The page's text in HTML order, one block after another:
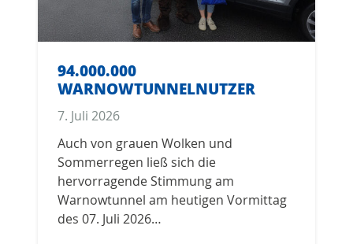
WARNOWTUNNEL
VERKEHRSSICHERHEITSWOCHE
2026
Sicherheit im Straßenverkehr geht uns
alle an. Vom 22.06. bis 25.06.2026 steht
der Warnowtunnel ganz im Zeichen der
Prävention und…